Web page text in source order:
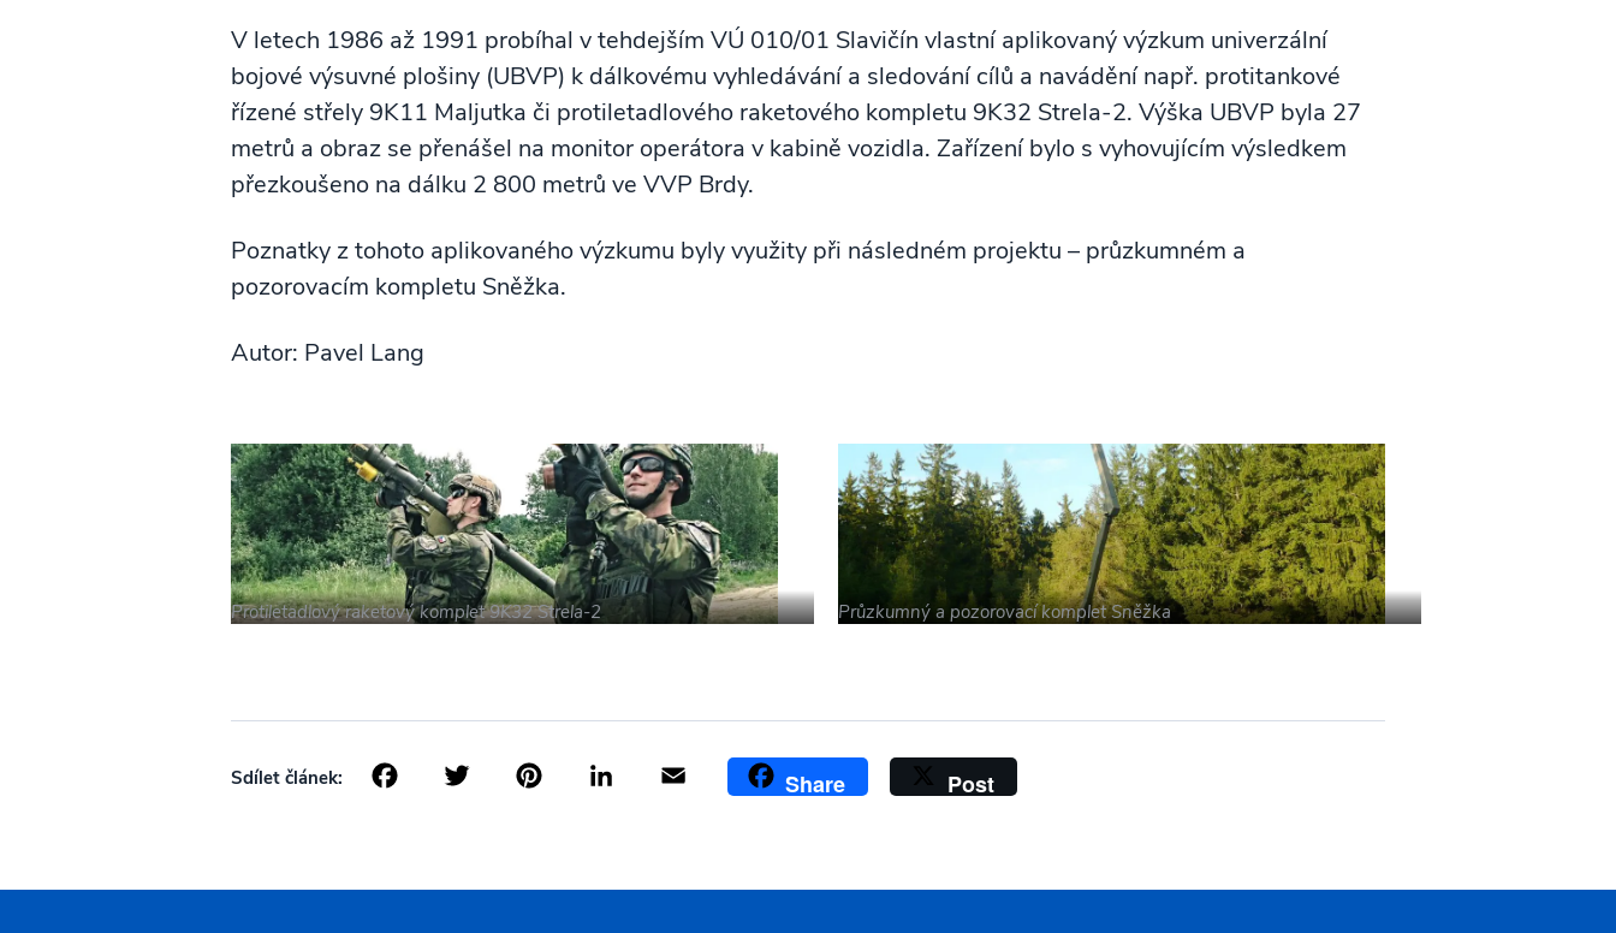
V letech 1986 až 1991 probíhal v tehdejším VÚ 010/01 Slavičín vlastní aplikovaný výzkum univerzální
bojové výsuvné plošiny (UBVP) k dálkovému vyhledávání a sledování cílů a navádění např. protitankové
řízené střely 9K11 Maljutka či protiletadlového raketového kompletu 9K32 Strela-2. Výška UBVP byla 27
metrů a obraz se přenášel na monitor operátora v kabině vozidla. Zařízení bylo s vyhovujícím výsledkem
přezkoušeno na dálku 2 800 metrů ve VVP Brdy.
Poznatky z tohoto aplikovaného výzkumu byly využity při následném projektu – průzkumném a
pozorovacím kompletu Sněžka.
Autor: Pavel Lang
Protiletadlový raketový komplet 9K32 Strela-2 Průzkumný a pozorovací komplet Sněžka
Sdílet článek: FacebookTwitterPinterestLinkedIn
Email Share Post